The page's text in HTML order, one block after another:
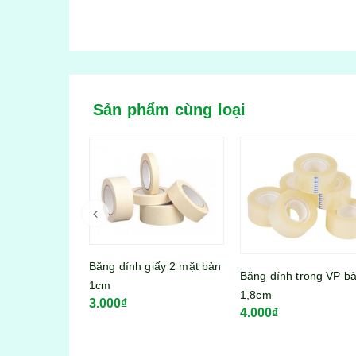
Sản phẩm cùng loại
Băng dính trong VP bản
1,8cm
Bộ hộp thực phẩm 17
món Song Long